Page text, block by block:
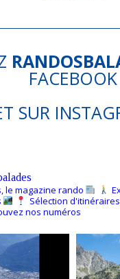
FACEBOOK
SUR
le magazine rando
Sélection
nos numéros